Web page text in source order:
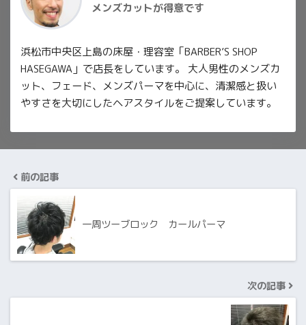
メンズカットが得意です
浜松市中央区上島の床屋・理容室「BARBER’S SHOP
HASEGAWA」で店長をしています。 大人男性のメンズカ
ット、フェード、メンズパーマを中心に、清潔感と扱い
やすさを大切にしたヘアスタイルをご提案しています。
前の記事
一周ツーブロック カールパーマ
次の記事